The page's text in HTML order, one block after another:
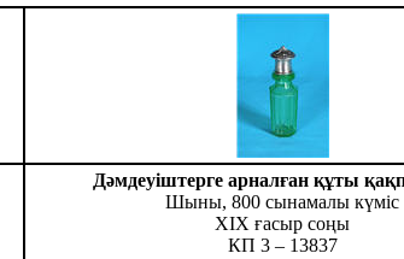
Дәмдеуіштерге арналған құты
Шыны, 800 сынамалы күміс
ХІХ ғасыр соңы
КП 3 – 13837